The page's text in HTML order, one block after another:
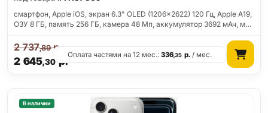
смартфон, Apple iOS, экран 6.3" OLED (1206x2622) 120 Гц, Apple A19,
ОЗУ 8 ГБ, память 256 ГБ, камера 48 Мп, аккумулятор 3692 мАч, м…
2 645,30 р.
2 737,89р.
Оплата частями на 12 мес.:336,35 р./ мес.
В наличии